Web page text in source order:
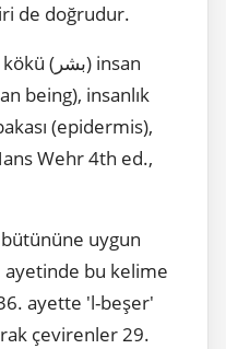
de doğrudur.
being), insanlık
(epidermis),
Wehr 4th ed.,
uygun
ayetinde bu kelime
ayette 'l-beşer'
çevirenler 29.